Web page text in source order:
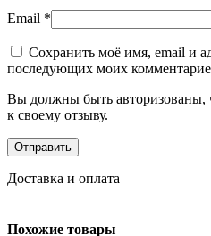
Email *
Сохранить моё имя, email и
последующих моих
Вы должны быть авторизованы,
к своему отзыву.
Доставка и оплата
Похожие товары